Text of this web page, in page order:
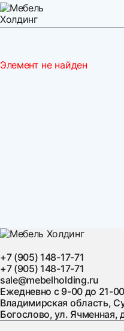
Элемент не найден
+7 (905) 148-17-71
+7 (905) 148-17-71
sale@mebelholding.ru
Ежедневно с 9-00 до 21-
Владимирская область,
Богослово, ул. Ячменная,